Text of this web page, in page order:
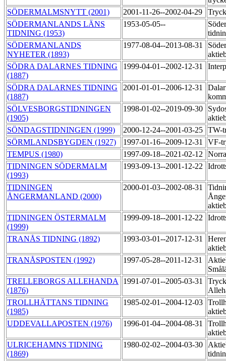
SÖDERMALMSNYTT (2001)
2001-11-26--2002-04-29
SÖDERMANLANDS LÄNS
TIDNING (1953)
1953-05-05--
SÖDERMANLANDS
NYHETER (1893)
1977-08-04--2013-08-31
SÖDRA DALARNES TIDNING
(1887)
1999-04-01--2002-12-31
SÖDRA DALARNES TIDNING
(1887)
2001-01-01--2006-12-31
SÖLVESBORGSTIDNINGEN
(1905)
1998-01-02--2019-09-30
SÖNDAGSTIDNINGEN (1999)
2000-12-24--2001-03-25 TW-
SÖRMLANDSBYGDEN (1927)
1997-01-16--2009-12-31
VF-
TEMPUS (1980)
1997-09-18--2021-02-12
TIDNINGEN SÖDERMALM
(1993)
1993-09-13--2001-12-22
TIDNINGEN
ÅNGERMANLAND (2000)
2000-01-03--2002-08-31
TIDNINGEN ÖSTERMALM
(1999)
1999-09-18--2001-12-22
TRANÅS TIDNING (1892) 1993-03-01--2017-12-31
TRANÅSPOSTEN (1992)
1997-05-28--2011-12-31
TRELLEBORGS ALLEHANDA
(1876)
1991-07-01--2005-03-31
TROLLHÄTTANS TIDNING
(1985)
1985-02-01--2004-12-03
UDDEVALLAPOSTEN (1976)
1996-01-04--2004-08-31
ULRICEHAMNS TIDNING
(1869)
1980-02-02--2004-03-30